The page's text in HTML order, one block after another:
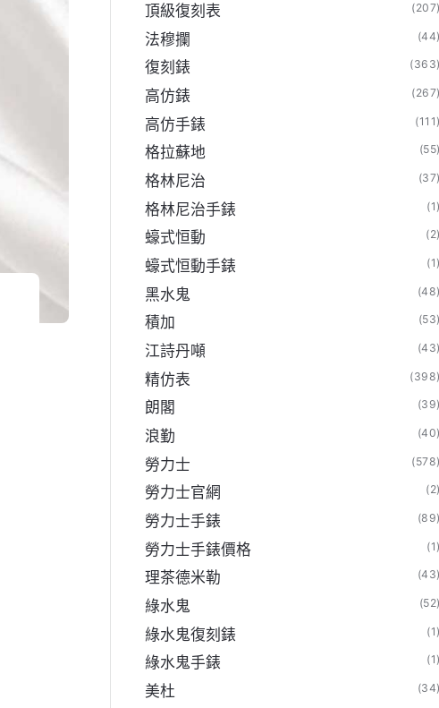
頂級復刻表
法穆攔
復刻錶
高仿錶
高仿手錶
格拉蘇地
格林尼治
格林尼治手錶
蠔式恒動
蠔式恒動手錶
黑水鬼
積加
江詩丹噸
精仿表
朗閣
浪勤
勞力士
勞力士官網
勞力士手錶
勞力士手錶價格
理茶德米勒
綠水鬼
綠水鬼復刻錶
綠水鬼手錶
美杜